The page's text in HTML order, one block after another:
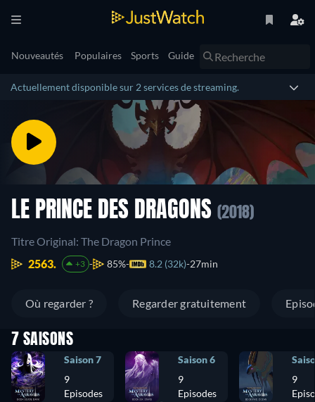
Nouveautés Populaires Sports Guide
Actuellement disponible sur 2 services de streaming.
LE PRINCE DES DRAGONS (2018)
Titre Original: The Dragon Prince
2563.
+3 85% 8.2 (32k) 27min
Où regarder ? Regarder gratuitement
7 SAISONS
Saison 7
9
Episodes
Saison 6
9
Episodes
9